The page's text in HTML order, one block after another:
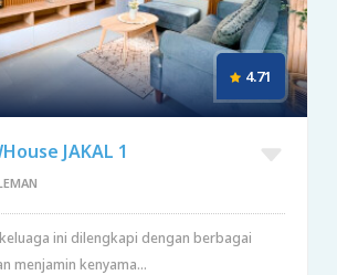
4.71
JAKAL 1
ini dilengkapi dengan berbagai
menjamin kenyama...